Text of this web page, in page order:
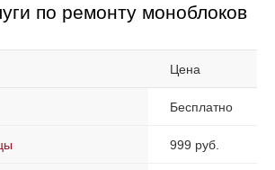
по ремонту моноблоков
Цена
Бесплатно
999 руб.